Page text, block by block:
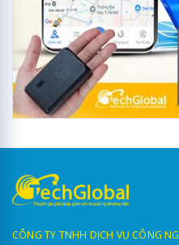
CÔNG TY TNHH DỊCH VỤ CÔNG